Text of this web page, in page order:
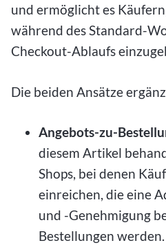
und ermöglicht es
während des Standard-
Checkout-Ablaufs
Die beiden Ansätze
Angebots-zu-
diesem Artikel
Shops, bei denen
einreichen, die eine
und -Genehmigung
Bestellungen werden.